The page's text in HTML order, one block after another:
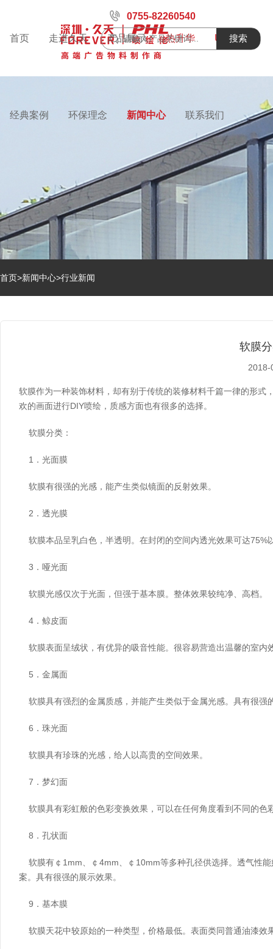
首页 走进久天 产品展示 热升华 UV喷绘
经典案例 环保理念 新闻中心 联系我们
0755-82260540
搜索
首页>新闻中心>行业新闻
软膜
2018-
软膜作为一种装饰材料，却有别于传统的装修材料千篇一律的形
欢的画面进行DIY喷绘，质感方面也有很多的选择。
软膜分类：
1．光面膜
软膜有很强的光感，能产生类似镜面的反射效果。
2．透光膜
软膜本品呈乳白色，半透明。在封闭的空间内透光效果可达75%
3．哑光面
软膜光感仅次于光面，但强于基本膜。整体效果较纯净、高档。
4．鲸皮面
软膜表面呈绒状，有优异的吸音性能。很容易营造出温馨的室内
5．金属面
软膜具有强烈的金属质感，并能产生类似于金属光感。具有很强
6．珠光面
软膜具有珍珠的光感，给人以高贵的空间效果。
7．梦幻面
软膜具有彩虹般的色彩变换效果，可以在任何角度看到不同的色
8．孔状面
软膜有￠1mm、￠4mm、￠10mm等多种孔径供选择。透气性
案。具有很强的展示效果。
9．基本膜
软膜天花中较原始的一种类型，价格最低。表面类同普通油漆效